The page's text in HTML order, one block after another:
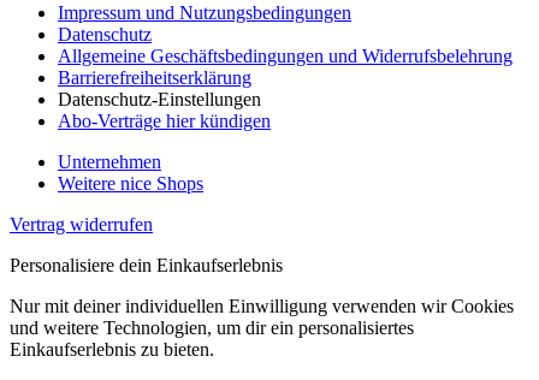
Impressum und Nutzungsbedingungen
Datenschutz
Allgemeine Geschäftsbedingungen und Widerrufsbelehrung
Barrierefreiheitserklärung
Datenschutz-Einstellungen
Abo-Verträge hier kündigen
Unternehmen
Weitere nice Shops
Vertrag widerrufen
Personalisiere dein Einkaufserlebnis
Nur mit deiner individuellen Einwilligung verwenden wir Cookies
und weitere Technologien, um dir ein personalisiertes
Einkaufserlebnis zu bieten.